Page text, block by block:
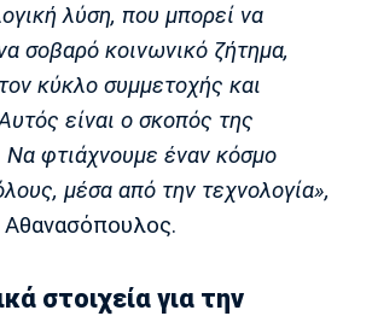
λύση, που μπορεί να
σοβαρό κοινωνικό ζήτημα,
κύκλο συμμετοχής και
είναι ο σκοπός της
Να φτιάχνουμε έναν κόσμο
μέσα από την τεχνολογία»,
στοιχεία για την